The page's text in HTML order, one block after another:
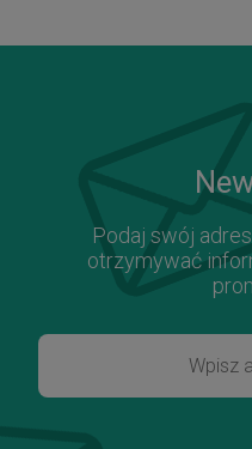
Podaj swój
otrzymywać